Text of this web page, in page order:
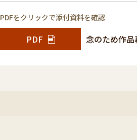
PDFをクリックで添付資料を確認
PDF 念のため作品